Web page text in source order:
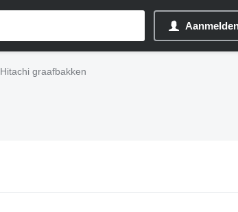
Hitachi graafbakken